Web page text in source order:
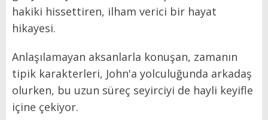
hakiki hissettiren, ilham verici bir hayat
hikayesi.
Anlaşılamayan aksanlarla konuşan, zamanın
tipik karakterleri, John'a yolculuğunda arkadaş
olurken, bu uzun süreç seyirciyi de hayli keyifle
içine çekiyor.